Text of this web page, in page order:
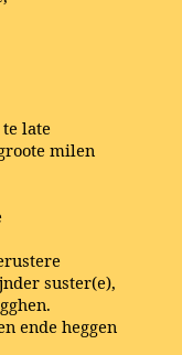
late
milen
suster(e),
ende heggen